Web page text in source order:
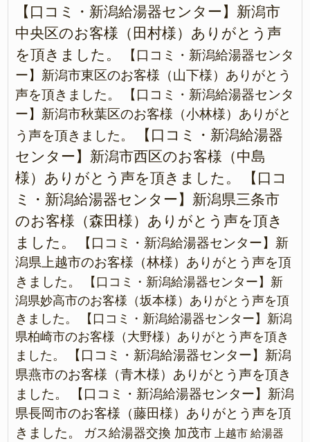
【口コミ・新潟給湯器センター】新潟市
中央区のお客様（田村様）ありがとう声
を頂きました。
【口コミ・新潟給湯器センタ
ー】新潟市東区のお客様（山下様）ありがとう
声を頂きました。
【口コミ・新潟給湯器センタ
ー】新潟市秋葉区のお客様（小林様）ありがと
う声を頂きました。
【口コミ・新潟給湯器
センター】新潟市西区のお客様（中島
様）ありがとう声を頂きました。
【口コ
ミ・新潟給湯器センター】新潟県三条市
のお客様（森田様）ありがとう声を頂き
ました。
【口コミ・新潟給湯器センター】新
潟県上越市のお客様（林様）ありがとう声を頂
きました。
【口コミ・新潟給湯器センター】新
潟県妙高市のお客様（坂本様）ありがとう声を頂
きました。
【口コミ・新潟給湯器センター】新潟
県柏崎市のお客様（大野様）ありがとう声を頂き
ました。
【口コミ・新潟給湯器センター】新潟
県燕市のお客様（青木様）ありがとう声を頂き
ました。
【口コミ・新潟給湯器センター】新潟
県長岡市のお客様（藤田様）ありがとう声を頂
きました。
ガス給湯器交換 加茂市
上越市 給湯器